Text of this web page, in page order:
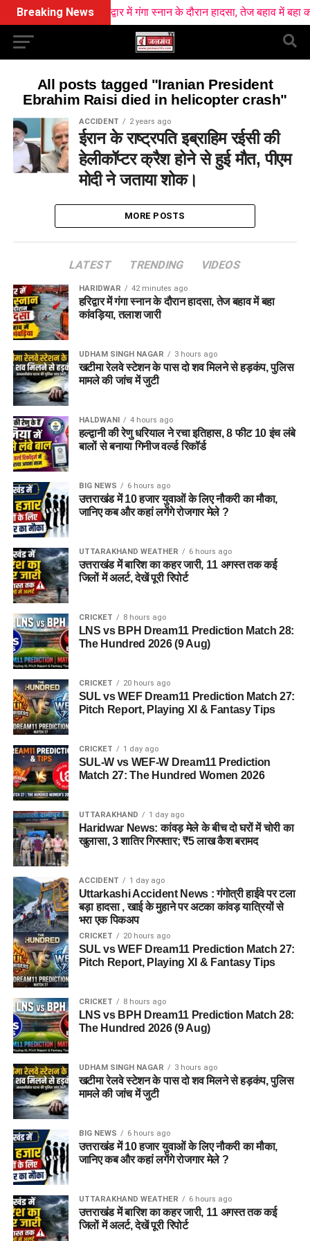
Breaking Newsहरिद्वार में गंगा स्नान के दौरान हादसा, तेज बहाव में बहा
All posts tagged "Iranian President
Ebrahim Raisi died in helicopter crash"
ACCIDENT 2 years ago
ईरान के राष्ट्रपति इब्राहिम रईसी की
हेलीकॉप्टर क्रैश होने से हुई मौत, पीएम
मोदी ने जताया शोक।
MORE POSTS
LATEST TRENDING VIDEOS
HARIDWAR 42 minutes ago
हरिद्वार में गंगा स्नान के दौरान हादसा, तेज बहाव में बहा
कांवड़िया, तलाश जारी
UDHAM SINGH NAGAR 3 hours ago
खटीमा रेलवे स्टेशन के पास दो शव मिलने से हड़कंप, पुलिस
मामले की जांच में जुटी
HALDWANI 4 hours ago
हल्द्वानी की रेणु धरियाल ने रचा इतिहास, 8 फीट 10 इंच लंबे
बालों से बनाया गिनीज वर्ल्ड रिकॉर्ड
BIG NEWS 6 hours ago
उत्तराखंड में 10 हजार युवाओं के लिए नौकरी का मौका,
जानिए कब और कहां लगेंगे रोजगार मेले ?
UTTARAKHAND WEATHER 6 hours ago
उत्तराखंड में बारिश का कहर जारी, 11 अगस्त तक कई
जिलों में अलर्ट, देखें पूरी रिपोर्ट
CRICKET 8 hours ago
LNS vs BPH Dream11 Prediction Match 28:
The Hundred 2026 (9 Aug)
CRICKET 20 hours ago
SUL vs WEF Dream11 Prediction Match 27:
Pitch Report, Playing XI & Fantasy Tips
CRICKET 1 day ago
SUL-W vs WEF-W Dream11 Prediction
Match 27: The Hundred Women 2026
UTTARAKHAND 1 day ago
Haridwar News: कांवड़ मेले के बीच दो घरों में चोरी का
खुलासा, 3 शातिर गिरफ्तार; ₹5 लाख कैश बरामद
ACCIDENT 1 day ago
Uttarkashi Accident News : गंगोत्री हाईवे पर टला
बड़ा हादसा , खाई के मुहाने पर अटका कांवड़ यात्रियों से
भरा एक पिकअप
CRICKET 20 hours ago
SUL vs WEF Dream11 Prediction Match 27:
Pitch Report, Playing XI & Fantasy Tips
CRICKET 8 hours ago
LNS vs BPH Dream11 Prediction Match 28:
The Hundred 2026 (9 Aug)
UDHAM SINGH NAGAR 3 hours ago
खटीमा रेलवे स्टेशन के पास दो शव मिलने से हड़कंप, पुलिस
मामले की जांच में जुटी
BIG NEWS 6 hours ago
उत्तराखंड में 10 हजार युवाओं के लिए नौकरी का मौका,
जानिए कब और कहां लगेंगे रोजगार मेले ?
UTTARAKHAND WEATHER 6 hours ago
उत्तराखंड में बारिश का कहर जारी, 11 अगस्त तक कई
जिलों में अलर्ट, देखें पूरी रिपोर्ट